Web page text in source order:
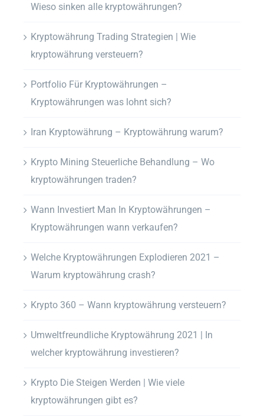
Wieso sinken alle kryptowährungen?
Kryptowährung Trading Strategien | Wie
kryptowährung versteuern?
Portfolio Für Kryptowährungen –
Kryptowährungen was lohnt sich?
Iran Kryptowährung – Kryptowährung warum?
Krypto Mining Steuerliche Behandlung – Wo
kryptowährungen traden?
Wann Investiert Man In Kryptowährungen –
Kryptowährungen wann verkaufen?
Welche Kryptowährungen Explodieren 2021 –
Warum kryptowährung crash?
Krypto 360 – Wann kryptowährung versteuern?
Umweltfreundliche Kryptowährung 2021 | In
welcher kryptowährung investieren?
Krypto Die Steigen Werden | Wie viele
kryptowährungen gibt es?